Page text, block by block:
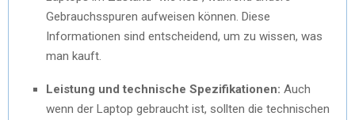
Gebrauchsspuren aufweisen können. Diese
Informationen sind entscheidend, um zu wissen, was
man kauft.
Leistung und technische Spezifikationen: Auch
wenn der Laptop gebraucht ist, sollten die technischen